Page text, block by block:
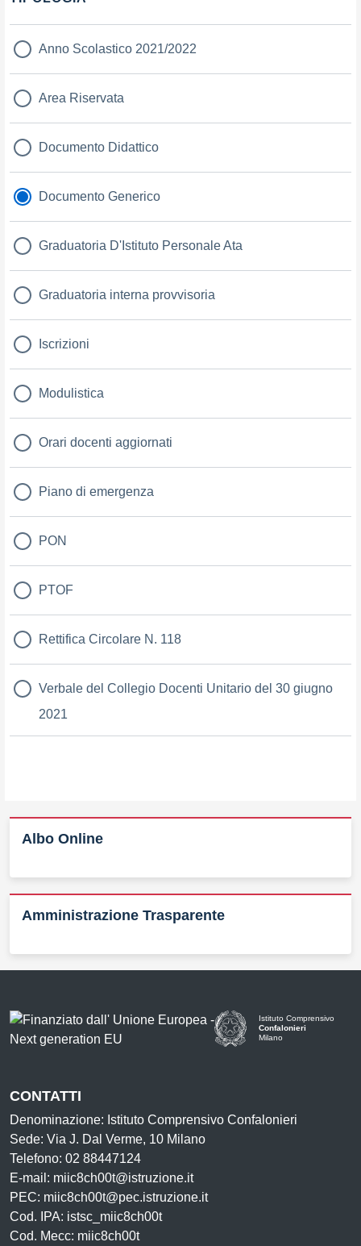
Anno Scolastico 2021/2022
Area Riservata
Documento Didattico
Documento Generico
Graduatoria D'Istituto Personale Ata
Graduatoria interna provvisoria
Iscrizioni
Modulistica
Orari docenti aggiornati
Piano di emergenza
PON
PTOF
Rettifica Circolare N. 118
Verbale del Collegio Docenti Unitario del 30 giugno
2021
Albo Online
Amministrazione Trasparente
Istituto Comprensivo
Confalonieri
Milano
CONTATTI
Denominazione: Istituto Comprensivo Confalonieri
Sede: Via J. Dal Verme, 10 Milano
Telefono: 02 88447124
E-mail: miic8ch00t@istruzione.it
PEC: miic8ch00t@pec.istruzione.it
Cod. IPA: istsc_miic8ch00t
Cod. Mecc: miic8ch00t